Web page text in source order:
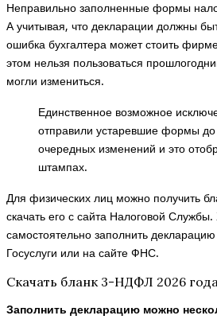
Неправильно заполненные формы
А учитывая, что декларации должны
ошибка бухгалтера может стоить
этом нельзя пользоваться
могли измениться.
Единственное возможное
отправили устаревшие формы
очередных изменений и это
штампах.
Для физических лиц можно получить
скачать его с сайта Налоговой
самостоятельно заполнить
Госуслуги или на сайте ФНС.
Скачать бланк 3-НДФЛ 2026
Заполнить декларацию можно